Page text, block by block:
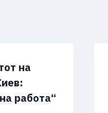
на
работа“